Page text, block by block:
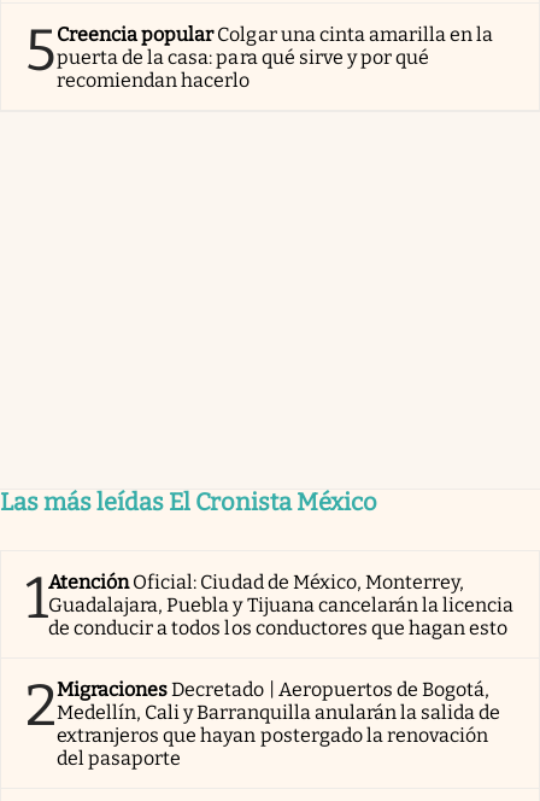
5Creencia popularColgar una cinta amarilla en la
puerta de la casa: para qué sirve y por qué
recomiendan hacerlo
Las más leídas El Cronista México
1AtenciónOficial: Ciudad de México, Monterrey,
Guadalajara, Puebla y Tijuana cancelarán la licencia
de conducir a todos los conductores que hagan esto
2MigracionesDecretado | Aeropuertos de Bogotá,
Medellín, Cali y Barranquilla anularán la salida de
extranjeros que hayan postergado la renovación
del pasaporte